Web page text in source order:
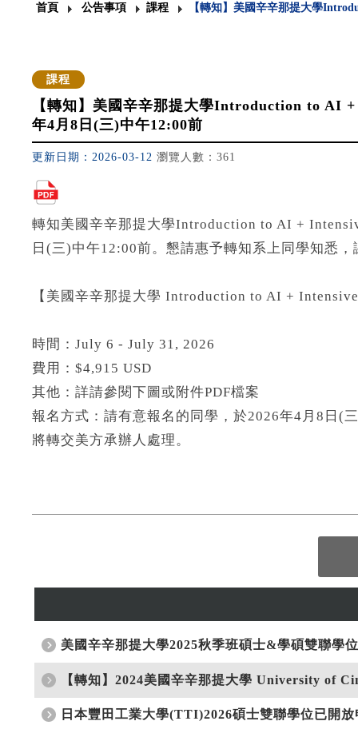
首頁 公告事項 課程 【轉知】美國辛辛那提大學
課程
【轉知】美國辛辛那提大學Introduction to AI
年4月8日(三)中午12:00前
更新日期：2026-03-12 瀏覽人數：361
轉知美國辛辛那提大學Introduction to AI +
日(三)中午12:00前。懇請惠予轉知系上同學知悉，
【美國辛辛那提大學 Introduction to AI +
時間：July 6 - July 31, 2026
費用：$4,915 USD
其他：詳請參閱下圖或附件PDF檔案
報名方式：請有意報名的同學，於2026年4月8日(
將轉交美方承辦人處理。
美國辛辛那提大學2025秋季班碩士&學碩雙聯學
【轉知】2024美國辛辛那提大學 University of
日本豐田工業大學(TTI)2026碩士雙聯學位已開